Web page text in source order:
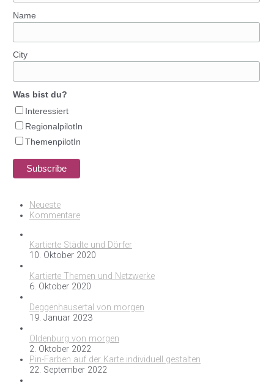
Name
City
Was bist du?
Interessiert
RegionalpilotIn
ThemenpilotIn
Neueste
Kommentare
Kartierte Städte und Dörfer
10. Oktober 2020
Kartierte Themen und Netzwerke
6. Oktober 2020
Deggenhausertal von morgen
19. Januar 2023
Oldenburg von morgen
2. Oktober 2022
Pin-Farben auf der Karte individuell gestalten
22. September 2022